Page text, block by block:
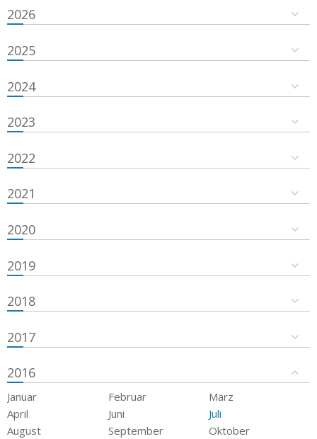
2026
2025
2024
2023
2022
2021
2020
2019
2018
2017
2016
Januar Februar
März
April
Juni
Juli
August
September
Oktober